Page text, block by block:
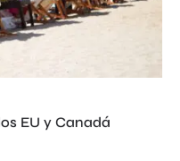
EU y Canadá